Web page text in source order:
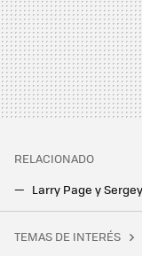
RELACIONADO
TEMAS DE INTERÉS